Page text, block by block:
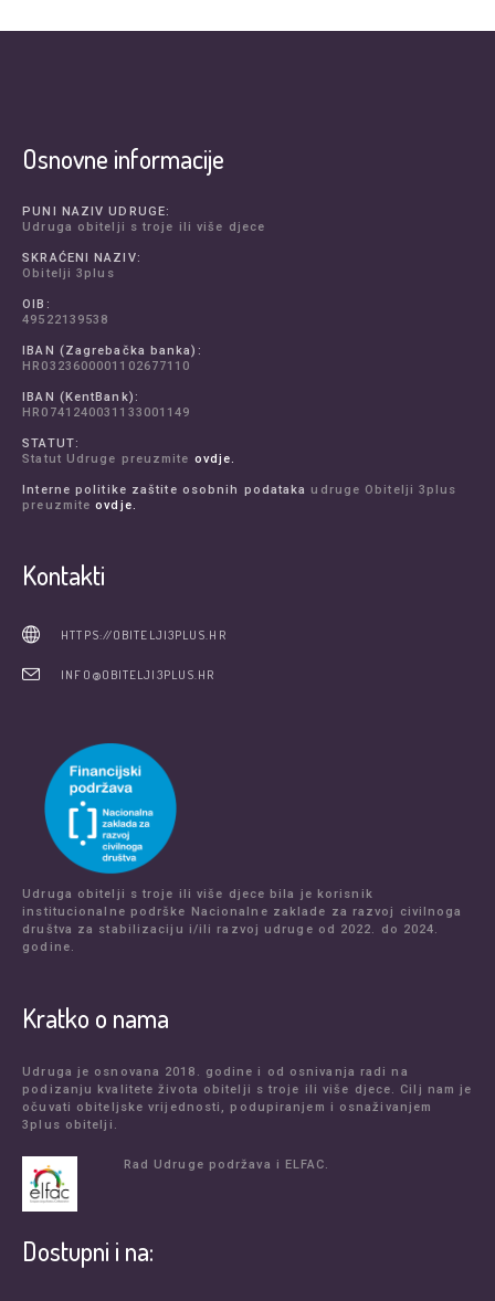
Osnovne informacije
PUNI NAZIV UDRUGE:
Udruga obitelji s troje ili više djece
SKRAĆENI NAZIV:
Obitelji 3plus
OIB:
49522139538
IBAN (Zagrebačka banka):
HR0323600001102677110
IBAN (KentBank):
HR0741240031133001149
STATUT:
Statut Udruge preuzmite ovdje.
Interne politike zaštite osobnih podataka udruge Obitelji 3plus
preuzmiteovdje.
Kontakti
HTTPS://OBITELJI3PLUS.HR
INFO@OBITELJI3PLUS.HR
Udruga obitelji s troje ili više djece bila je korisnik
institucionalne podrške Nacionalne zaklade za razvoj civilnoga
društva za stabilizaciju i/ili razvoj udruge od 2022. do 2024.
godine.
Kratko o nama
Udruga je osnovana 2018. godine i od osnivanja radi na
podizanju kvalitete života obitelji s troje ili više djece. Cilj nam je
očuvati obiteljske vrijednosti, podupiranjem i osnaživanjem
3plus obitelji.
Rad Udruge podržava i ELFAC.
Dostupni i na: